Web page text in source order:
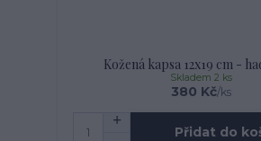
Kožená kapsa 12x19 cm -
380 Kč/ks
Skladem 2 ks
Přidat do